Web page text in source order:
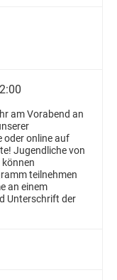
am Vorabend an
oder online auf
Jugendliche von
teilnehmen
an einem
Unterschrift der